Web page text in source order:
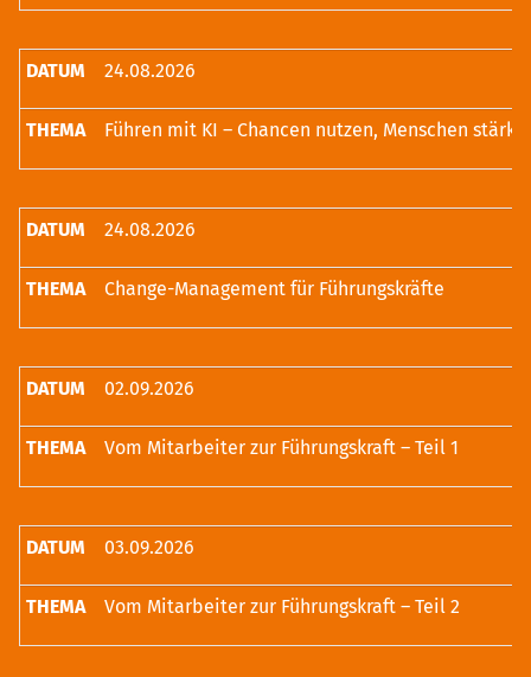
24.08.2026
Führen mit KI – Chancen nutzen, Menschen
24.08.2026
Change-Management für Führungskräfte
02.09.2026
Vom Mitarbeiter zur Führungskraft – Teil 1
03.09.2026
Vom Mitarbeiter zur Führungskraft – Teil 2